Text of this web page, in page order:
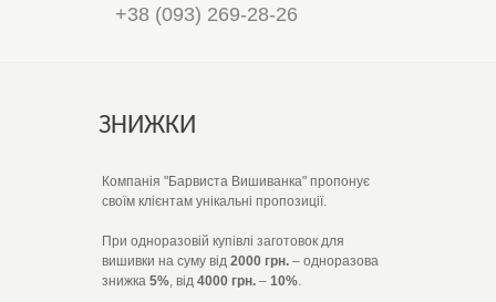
+38 (093) 269-28-26
ЗНИЖКИ
Компанія "Барвиста Вишиванка" пропонує
своїм клієнтам унікальні пропозиції.
При одноразовій купівлі заготовок для
вишивки на суму від 2000 грн. – одноразова
знижка 5%, від 4000 грн. – 10%.